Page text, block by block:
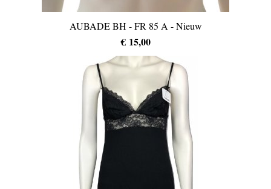
AUBADE BH - FR 85 A - Nieuw
€ 15,00